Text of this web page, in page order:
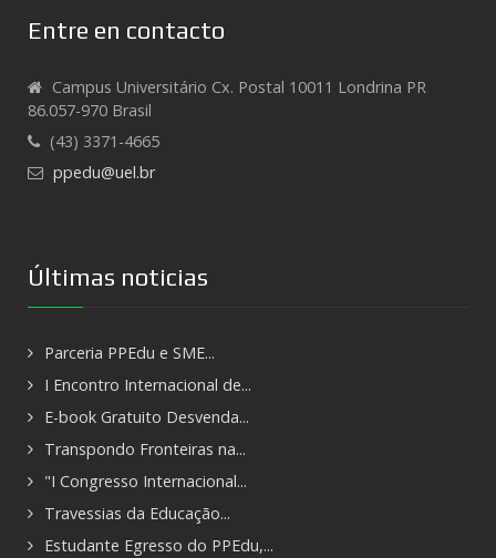
Entre en contacto
Campus Universitário Cx. Postal 10011 Londrina PR
86.057-970 Brasil
(43) 3371-4665
ppedu@uel.br
Últimas noticias
Parceria PPEdu e SME...
I Encontro Internacional de...
E-book Gratuito Desvenda...
Transpondo Fronteiras na...
"I Congresso Internacional...
Travessias da Educação...
Estudante Egresso do PPEdu,...